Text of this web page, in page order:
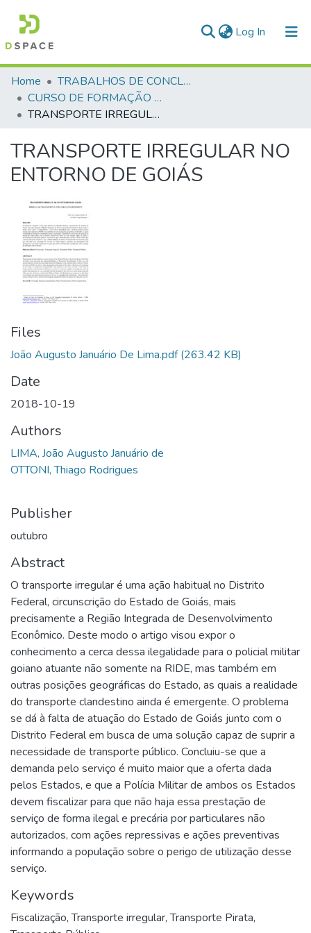
Log In (current)
Communities & Collections
All of DSpace
Home
TRABALHOS DE CONCLUSÃO DE CURSO - CFP (CURSO DE FORMAÇÃO DE PRAÇAS)
CURSO DE FORMAÇÃO DE PRAÇAS - CFP - 2018
TRANSPORTE IRREGULAR NO ENTORNO DE GOIÁS
TRANSPORTE IRREGULAR NO
ENTORNO DE GOIÁS
Files
João Augusto Januário De Lima.pdf(263.42 KB)
Date
2018-10-19
Authors
LIMA, João Augusto Januário de
OTTONI, Thiago Rodrigues
Publisher
outubro
Abstract
O transporte irregular é uma ação habitual no Distrito
Federal, circunscrição do Estado de Goiás, mais
precisamente a Região Integrada de Desenvolvimento
Econômico. Deste modo o artigo visou expor o
conhecimento a cerca dessa ilegalidade para o policial militar
goiano atuante não somente na RIDE, mas também em
outras posições geográficas do Estado, as quais a realidade
do transporte clandestino ainda é emergente. O problema
se dá à falta de atuação do Estado de Goiás junto com o
Distrito Federal em busca de uma solução capaz de suprir a
necessidade de transporte público. Concluiu-se que a
demanda pelo serviço é muito maior que a oferta dada
pelos Estados, e que a Polícia Militar de ambos os Estados
devem fiscalizar para que não haja essa prestação de
serviço de forma ilegal e precária por particulares não
autorizados, com ações repressivas e ações preventivas
informando a população sobre o perigo de utilização desse
serviço.
Keywords
Fiscalização,Transporte irregular,Transporte Pirata,